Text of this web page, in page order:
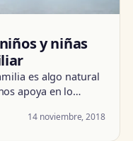
y niñas
es algo natural
apoya en lo…
14 noviembre, 2018